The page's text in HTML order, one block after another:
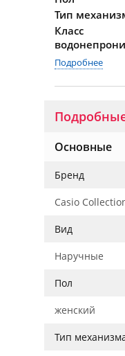
Тип
Класс
Подробнее
Основные
Бренд
Casio
Вид
Наручные
Пол
женский
Тип